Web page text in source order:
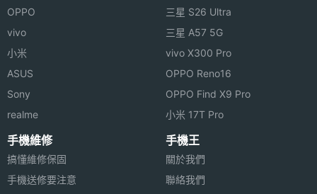
ViewSonic ViewPad E70 功能特色
◎ 7 吋電容式觸控螢幕、800 x 480pixels 螢幕解析
度
◎ 採用 Android 4.0 作業系統、內建 1GHz 單核心處
理器
◎ 支援 Wi-Fi 網路連線 / USB 連接 / HDMI 影像輸出
◎ 內建 4GB 內存記憶體
計
面
通訊與網路
式
OPPO
vivo
小米
ASUS
Sony
realme
三星 S26 Ultra
三星 A57 5G
vivo X300 Pro
OPPO Reno16
OPPO Find X9 Pro
小米 17T Pro
手機維修
搞懂維修保固
手機送修要注意
手機王
關於我們
聯絡我們